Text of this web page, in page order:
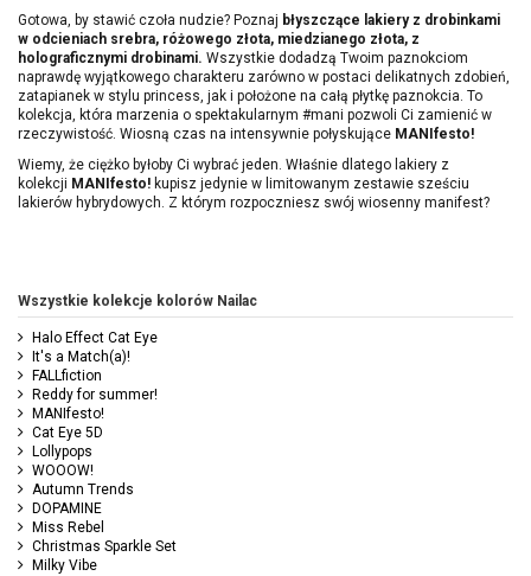
Gotowa, by stawić czoła nudzie? Poznaj błyszczące lakiery z drobinkami
w odcieniach srebra, różowego złota, miedzianego złota, z
holograficznymi drobinami. Wszystkie dodadzą Twoim paznokciom
naprawdę wyjątkowego charakteru zarówno w postaci delikatnych zdobień,
zatapianek w stylu princess, jak i położone na całą płytkę paznokcia. To
kolekcja, która marzenia o spektakularnym #mani pozwoli Ci zamienić w
rzeczywistość. Wiosną czas na intensywnie połyskujące MANIfesto!
Wiemy, że ciężko byłoby Ci wybrać jeden. Właśnie dlatego lakiery z
kolekcji MANIfesto! kupisz jedynie w limitowanym zestawie sześciu
lakierów hybrydowych. Z którym rozpoczniesz swój wiosenny manifest?
Wszystkie kolekcje kolorów Nailac
Halo Effect Cat Eye
It's a Match(a)!
FALLfiction
Reddy for summer!
MANIfesto!
Cat Eye 5D
Lollypops
WOOOW!
Autumn Trends
DOPAMINE
Miss Rebel
Christmas Sparkle Set
Milky Vibe